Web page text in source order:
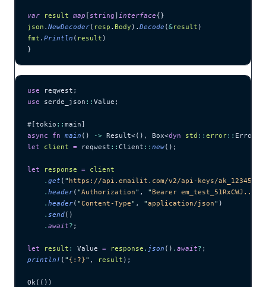
var result map [ string] interface{}
json . NewDecoder( resp . Body ). Decode (&result )
fmt . Println ( result )
}
use reqwest;
use serde_json :: Value;
#[tokio :: main]
async fn main () -> Result<(), Box<dyn std :: error::
let client = reqwest :: Client :: new();
let response = client
    .
get ( " https://api.emailit.com/v2/api-keys/
    .
header( "Authorization" , "Bearer
    .
header( "Content-Type" , "application/json" )
    .
send()
    .
await? ;
let result : Value = response . json () . await? ;
println! ( " {:?}" , result );
Ok(())